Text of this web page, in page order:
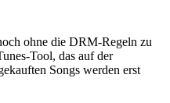
ohne die DRM-Regeln zu
Tool, das auf der
Songs werden erst